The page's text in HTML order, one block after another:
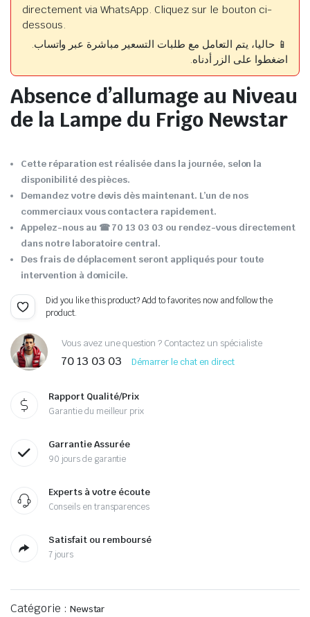
directement via WhatsApp. Cliquez sur le bouton ci-
dessous.
📱 حاليا، يتم التعامل مع طلبات التسعير مباشرة عبر واتساب.
اضغطوا على الزر أدناه.
Absence d’allumage au Niveau
de la Lampe du Frigo Newstar
Cette réparation est réalisée dans la journée, selon la
disponibilité des pièces.
Demandez votre devis dès maintenant. L’un de nos
commerciaux vous contactera rapidement.
Appelez-nous au ☎ 70 13 03 03 ou rendez-vous directement
dans notre laboratoire central.
Des frais de déplacement seront appliqués pour toute
intervention à domicile.
Did you like this product? Add to favorites now and follow the
product.
Vous avez une question ? Contactez un spécialiste
70 13 03 03 Démarrer le chat en direct
Rapport Qualité/Prix
Garantie du meilleur prix
Garrantie Assurée
90 jours de garantie
Experts à votre écoute
Conseils en transparences
Satisfait ou remboursé
7 jours
Catégorie : Newstar